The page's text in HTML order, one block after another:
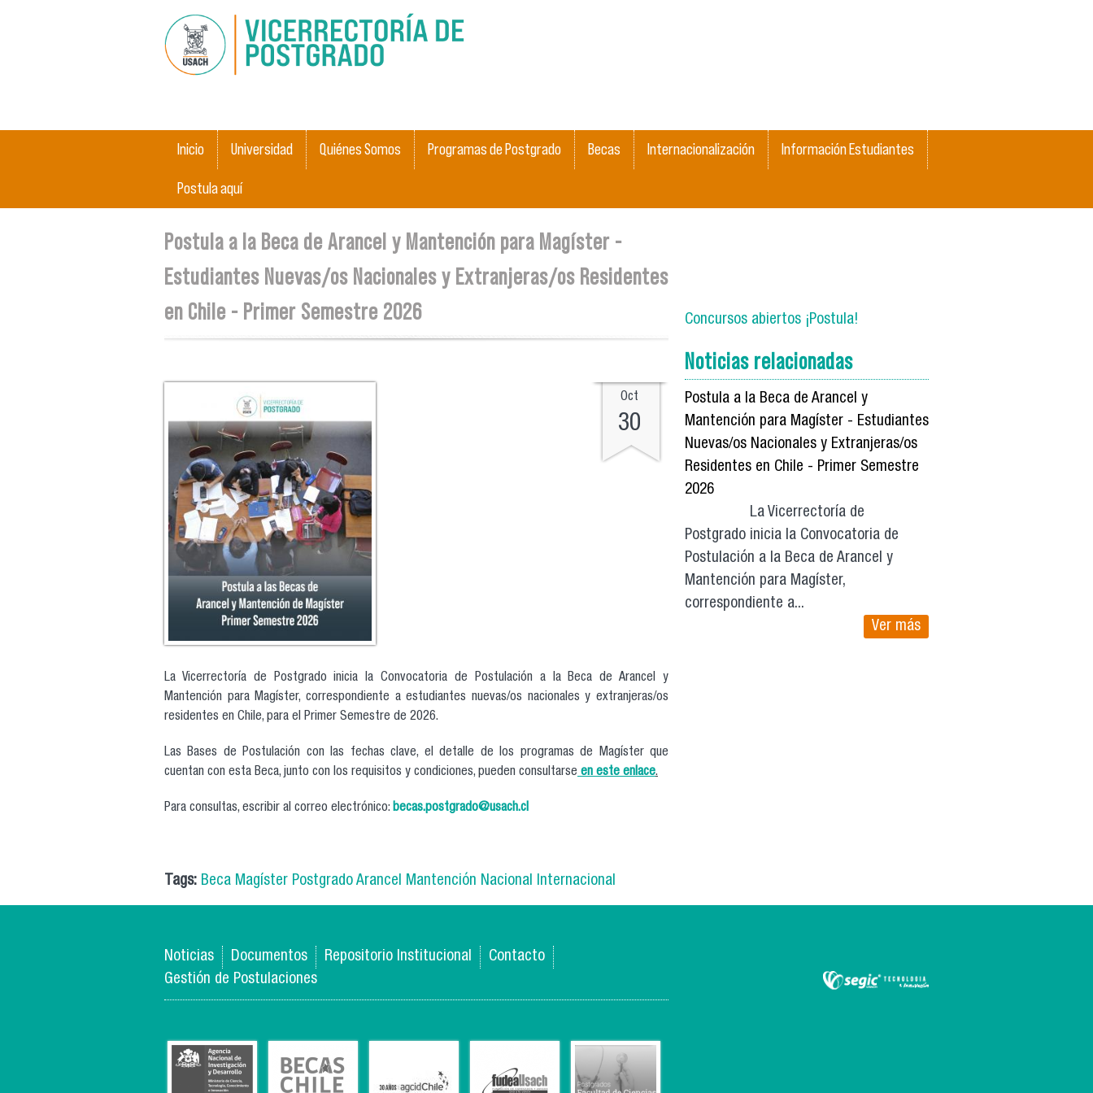
Menú principal
Inicio Universidad Quiénes Somos Programas de Postgrado Becas Internacionalización Información Estudiantes
Postula aquí
Se encuentra usted aquí
Postula a la Beca de Arancel y Mantención para Magíster -
Estudiantes Nuevas/os Nacionales y Extranjeras/os Residentes
en Chile - Primer Semestre 2026
Oct
30
La Vicerrectoría de Postgrado inicia la Convocatoria de Postulación a la Beca de Arancel y
Mantención para Magíster, correspondiente a estudiantes nuevas/os nacionales y extranjeras/os
residentes en Chile, para el Primer Semestre de 2026.
Las Bases de Postulación con las fechas clave, el detalle de los programas de Magíster que
cuentan con esta Beca, junto con los requisitos y condiciones, pueden consultarse en este enlace.
Para consultas, escribir al correo electrónico: becas.postgrado@usach.cl
Tags: Beca Magíster Postgrado Arancel Mantención Nacional Internacional
Concursos abiertos ¡Postula!
Noticias relacionadas
Postula a la Beca de Arancel y
Mantención para Magíster - Estudiantes
Nuevas/os Nacionales y Extranjeras/os
Residentes en Chile - Primer Semestre
2026
La Vicerrectoría de
Postgrado inicia la Convocatoria de
Postulación a la Beca de Arancel y
Mantención para Magíster,
correspondiente a...
Ver más
Noticias Documentos Repositorio Institucional
Contacto
Gestión de Postulaciones